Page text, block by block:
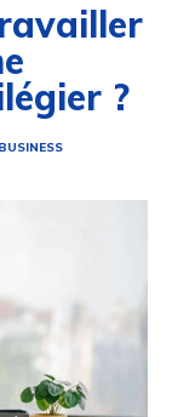
?
BUSINESS